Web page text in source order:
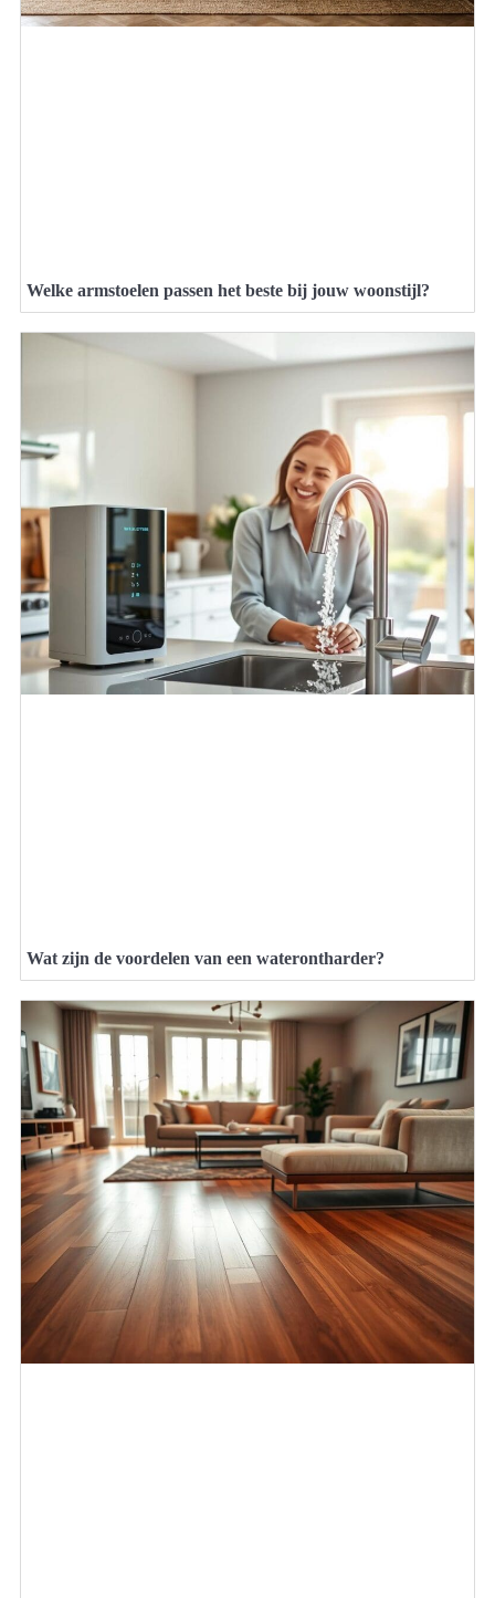
Welke armstoelen passen het beste bij jouw woonstijl?
Wat zijn de voordelen van een waterontharder?